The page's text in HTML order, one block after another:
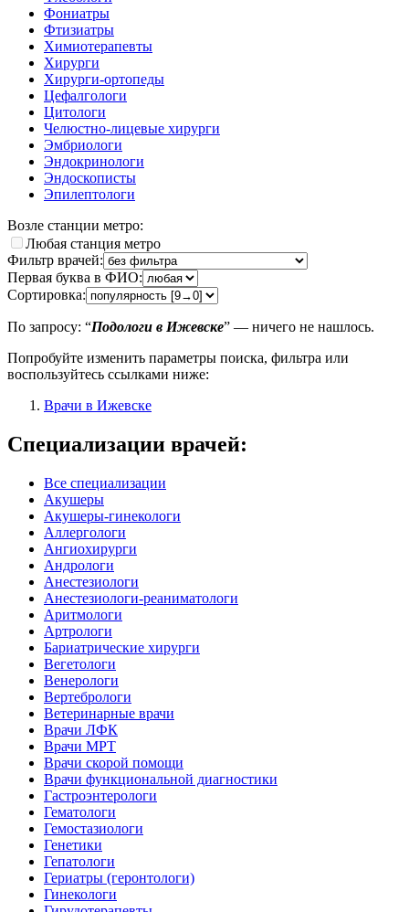
Фониатры
Фтизиатры
Химиотерапевты
Хирурги
Хирурги-ортопеды
Цефалгологи
Цитологи
Челюстно-лицевые хирурги
Эмбриологи
Эндокринологи
Эндоскописты
Эпилептологи
Возле станции метро:
Любая станция метро
Фильтр врачей:
Первая буква в ФИО:
Сортировка:
По запросу: “Подологи в Ижевске” — ничего не нашлось.
Попробуйте изменить параметры поиска, фильтра или
воспользуйтесь ссылками ниже:
Врачи в Ижевске
Специализации врачей:
Все специализации
Акушеры
Акушеры-гинекологи
Аллергологи
Ангиохирурги
Андрологи
Анестезиологи
Анестезиологи-реаниматологи
Аритмологи
Артрологи
Бариатрические хирурги
Вегетологи
Венерологи
Вертебрологи
Ветеринарные врачи
Врачи ЛФК
Врачи МРТ
Врачи скорой помощи
Врачи функциональной диагностики
Гастроэнтерологи
Гематологи
Гемостазиологи
Генетики
Гепатологи
Гериатры (геронтологи)
Гинекологи